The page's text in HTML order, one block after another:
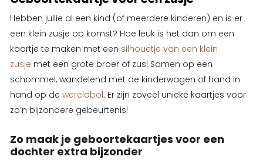
Hebben jullie al een kind (of meerdere kinderen) en is er
een klein zusje op komst? Hoe leuk is het dan om een
kaartje te maken met een silhouetje van een klein
zusje met een grote broer of zus! Samen op een
schommel, wandelend met de kinderwagen of hand in
hand op de wereldbol. Er zijn zoveel unieke kaartjes voor
zo’n bijzondere gebeurtenis!
Zo maak je geboortekaartjes voor een
dochter extra bijzonder